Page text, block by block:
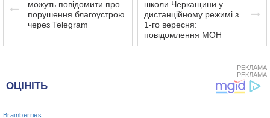
можуть повідомити про
порушення благоустрою
через Telegram
школи Черкащини у
дистанційному режимі з
1-го вересня:
повідомлення МОН
РЕКЛАМА
РЕКЛАМА